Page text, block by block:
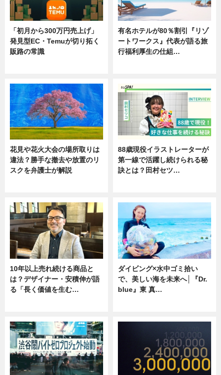
「初月から300万円売上げ」
発見型EC・Temuが切り拓く
販路の常識
有名ホテルが80％割引『リゾ
ートワークス』代表が語る旅
行福利厚生の仕組…
花見や花火大会の場所取りは
違法？勝手な撤去や放置のリ
スクを弁護士が解説
88歳現役イラストレーターが
第一線で活躍し続けられる秘
訣とは？田村セツ…
10年以上売れ続ける商品と
は？デザイナー・安積伸が語
る「長く価値を生む…
ダイビング×水中ゴミ拾い
で、美しい海を未来へ│『Dr.
blue』東 真…